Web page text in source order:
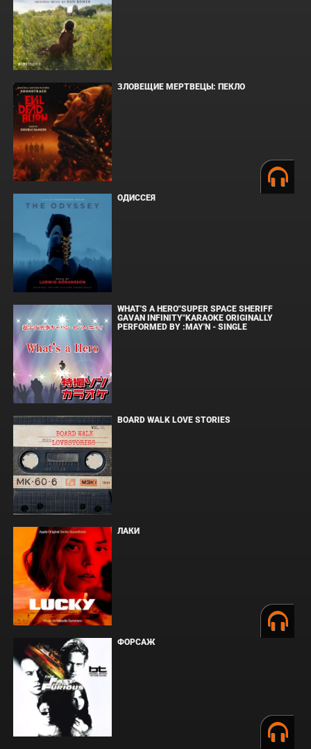
ЗЛОВЕЩИЕ МЕРТВЕЦЫ: ПЕКЛО
ОДИССЕЯ
WHAT'S A HERO"SUPER SPACE SHERIFF
GAVAN INFINITY"KARAOKE ORIGINALLY
PERFORMED BY :MAY'N - SINGLE
BOARD WALK LOVE STORIES
ЛАКИ
ФОРСАЖ